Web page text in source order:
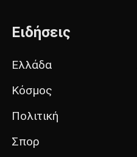
Ειδήσεις
Ελλάδα
Κόσμος
Πολιτική
Σπορ